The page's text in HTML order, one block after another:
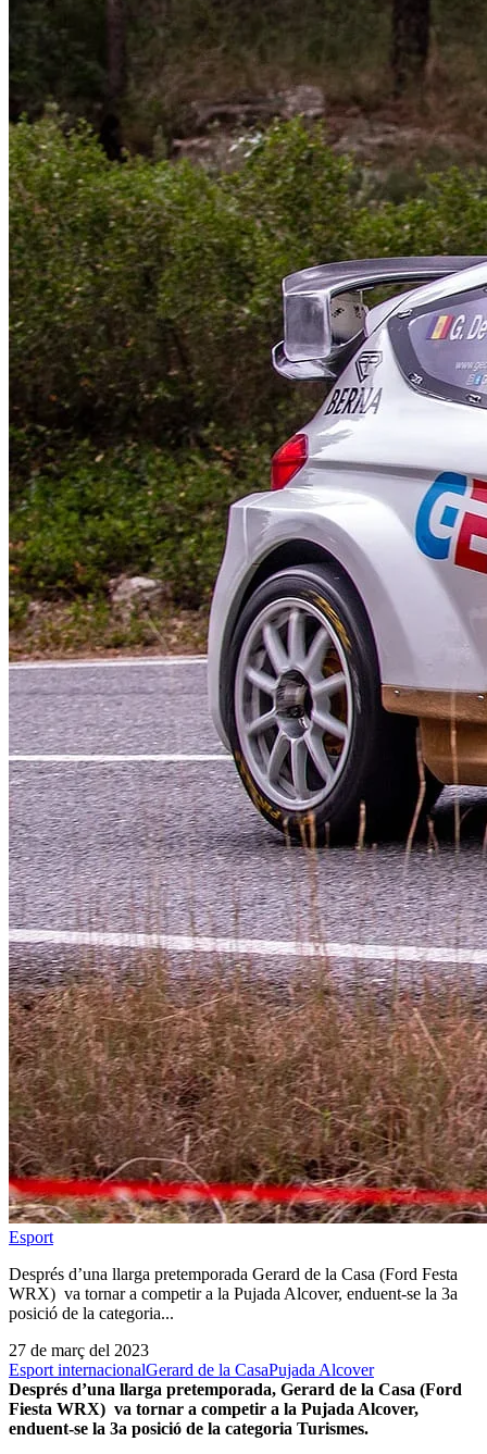
Esport
Després d’una llarga pretemporada Gerard de la Casa (Ford Festa
WRX) va tornar a competir a la Pujada Alcover, enduent-se la 3a
posició de la categoria...
27 de març del 2023
Esport internacionalGerard de la CasaPujada Alcover
Després d’una llarga pretemporada, Gerard de la Casa (Ford
Fiesta WRX) va tornar a competir a la Pujada Alcover,
enduent-se la 3a posició de la categoria Turismes.